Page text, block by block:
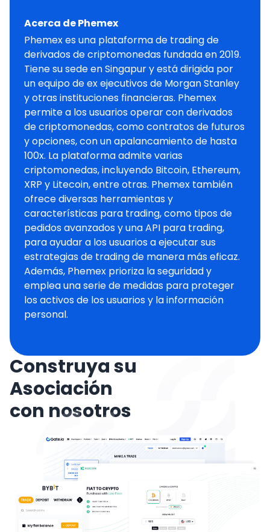
Acerca de Phemex
Phemex es una plataforma de trading de
derivados de criptomonedas fundada en 2019.
Tiene su sede en Singapur y está dirigida por
un equipo de ex ejecutivos de Morgan Stanley
y otras instituciones financieras. Phemex
permite a los usuarios operar con derivados
de criptomonedas, como contratos de futuros
y opciones, con un apalancamiento de hasta
100x. La plataforma admite varias
criptomonedas, incluyendo Bitcoin, Ethereum,
XRP y Litecoin, entre otras. Phemex también
ofrece diversas herramientas y
características para trading, como tipos de
pedidos avanzados y una API para trading,
para ayudar a los usuarios a ejecutar sus
estrategias de trading de manera más eficaz.
Además, Phemex prioriza la seguridad y
emplea una serie de medidas para proteger
los activos de los usuarios y la información
personal.
Construya su
Asociación
con nosotros